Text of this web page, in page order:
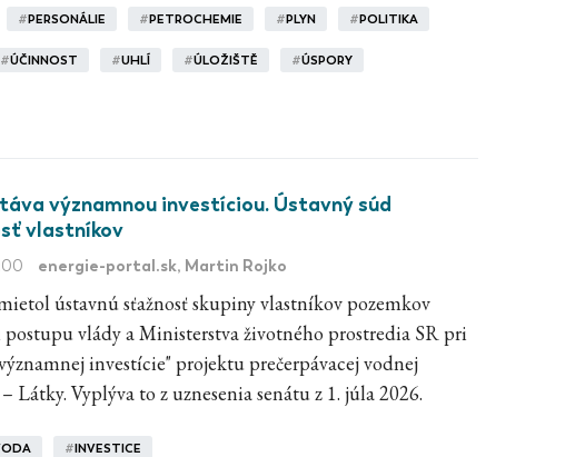
#PERSONÁLIE #PETROCHEMIE #PLYN #POLITIKA
#ÚČINNOST #UHLÍ #ÚLOŽIŠTĚ #ÚSPORY
významnou investíciou. Ústavný súd
vlastníkov
energie-portal.sk, Martin Rojko
ústavnú sťažnosť skupiny vlastníkov pozemkov
vlády a Ministerstva životného prostredia SR pri
investície" projektu prečerpávacej vodnej
Látky. Vyplýva to z uznesenia senátu z 1. júla 2026.
#INVESTICE